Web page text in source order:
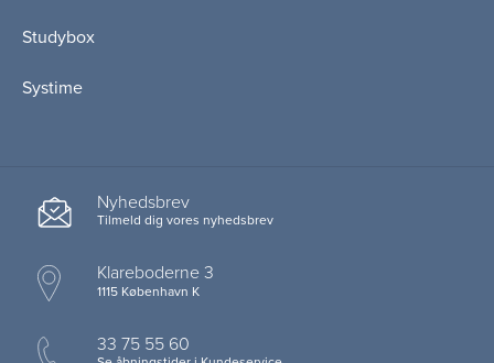
Studybox
Systime
Nyhedsbrev
Tilmeld dig vores nyhedsbrev
Klareboderne 3
1115 København K
33 75 55 60